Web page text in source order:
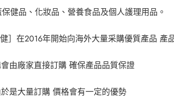
健品、化妝品、營養食品及個人護理用品。
健］在2016年開始向海外大量采購優質產品 產
由廠家直接訂購 確保產品品質保證
是大量訂購 價格會有一定的優勢